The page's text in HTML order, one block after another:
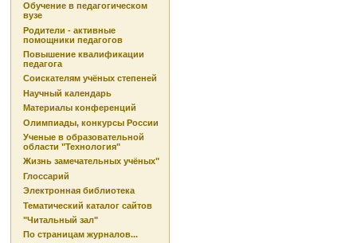
Обучение в педагогическом
вузе
Родители - активные
помощники педагогов
Повышение квалификации
педагога
Соискателям учёных степеней
Научный календарь
Материалы конференций
Олимпиады, конкурсы России
Ученые в образовательной
области "Технология"
Жизнь замечательных учёных"
Глоссарий
Электронная библиотека
Тематический каталог сайтов
"Читальный зал"
По страницам журналов...